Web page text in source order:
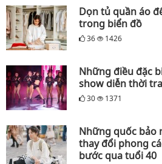
Dọn tủ quần áo
trong biển đồ
36 1426
Những điều đặc
show diễn thời
30 1371
Những quốc bảo
thay đổi phong
bước qua tuổi 40